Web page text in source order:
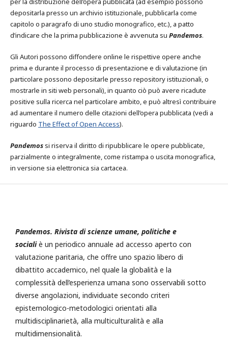
depositarla presso un archivio istituzionale, pubblicarla come
capitolo o paragrafo di uno studio monografico, etc.), a patto
d’indicare che la prima pubblicazione è avvenuta su Pandemos.
Gli Autori possono diffondere online le rispettive opere anche
prima e durante il processo di presentazione e di valutazione (in
particolare possono depositarle presso repository istituzionali, o
mostrarle in siti web personali), in quanto ciò può avere ricadute
positive sulla ricerca nel particolare ambito, e può altresì contribuire
ad aumentare il numero delle citazioni dell’opera pubblicata (vedi a
riguardo The Effect of Open Access).
Pandemossi riserva il diritto di ripubblicare le opere pubblicate,
parzialmente o integralmente, come ristampa o uscita monografica,
in versione sia elettronica sia cartacea.
Pandemos. Rivista di scienze umane, politiche e
socialiè un periodico annuale ad accesso aperto con
valutazione paritaria, che offre uno spazio libero di
dibattito accademico, nel quale la globalità e la
complessità dell’esperienza umana sono osservabili sotto
diverse angolazioni, individuate secondo criteri
epistemologico-metodologici orientati alla
multidisciplinarietà, alla multiculturalità e alla
multidimensionalità.